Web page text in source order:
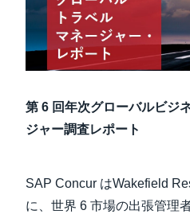
第 6 回年次グローバルビジ
ジャー調査レポート
SAP Concur はWakefield
に、世界 6 市場の出張管理